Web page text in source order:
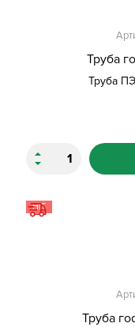
Труба
Труба
HIT
Труба